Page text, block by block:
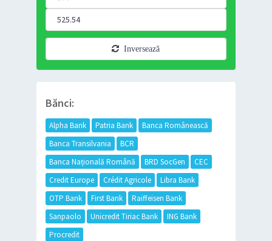
Inversează
Bănci:
Alpha Bank Patria Bank
Banca Românească
Banca Transilvania
BCR
Banca Națională Română
BRD SocGen
CEC
Credit Europe
Crédit Agricole
Libra Bank
OTP Bank
First Bank
Raiffeisen Bank
Sanpaolo
Unicredit Tiriac Bank
ING Bank
Procredit